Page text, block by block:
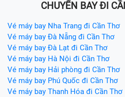
CHUYẾN BAY ĐI
Vé máy bay Nha Trang đi Cần Thơ
Vé máy bay Đà Nẵng đi Cần Thơ
Vé máy bay Đà Lạt đi Cần Thơ
Vé máy bay Hà Nội đi Cần Thơ
Vé máy bay Hải phòng đi Cần Thơ
Vé máy bay Phú Quốc đi Cần Thơ
Vé máy bay Thanh Hóa đi Cần Thơ